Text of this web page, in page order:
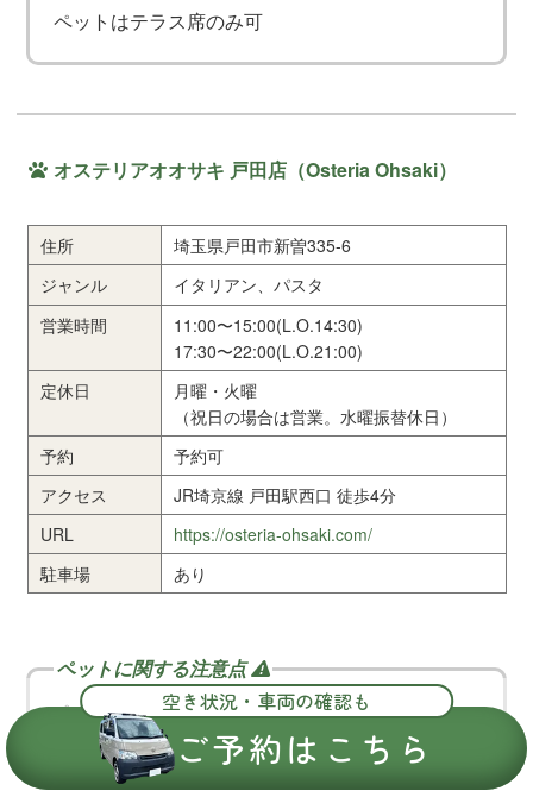
空き状況・車両の確認も
ご予約はこちら
ペットはテラス席のみ可
オステリアオオサキ 戸田店（Osteria Ohsaki）
住所
埼玉県戸田市新曽335-6
ジャンル
イタリアン、パスタ
営業時間
11:00〜15:00(L.O.14:30)
17:30〜22:00(L.O.21:00)
定休日
月曜・火曜
（祝日の場合は営業。水曜振替休日）
予約
予約可
アクセス
JR埼京線 戸田駅西口 徒歩4分
URL
https://osteria-ohsaki.com/
駐車場
あり
ペットはテラス席のみ可